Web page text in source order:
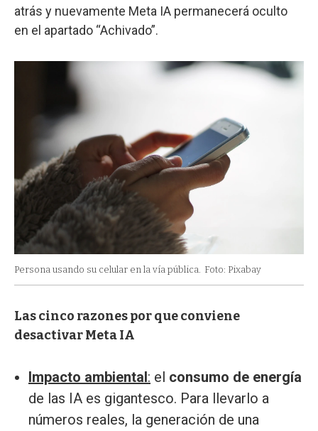
atrás y nuevamente Meta IA permanecerá oculto
en el apartado “Achivado”.
Persona usando su celular en la vía pública. Foto: Pixabay
Las cinco razones por que conviene
desactivar Meta IA
Impacto ambiental: el consumo de energía
de las IA es gigantesco. Para llevarlo a
números reales, la generación de una